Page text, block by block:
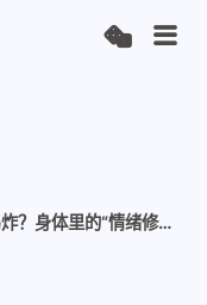
？身体里的“情绪修复